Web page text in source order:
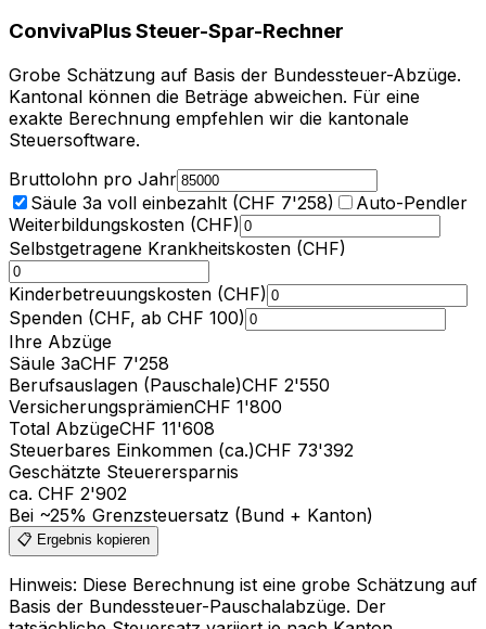
ConvivaPlus Steuer-Spar-Rechner
Grobe Schätzung auf Basis der Bundessteuer-Abzüge.
Kantonal können die Beträge abweichen. Für eine
exakte Berechnung empfehlen wir die kantonale
Steuersoftware.
Bruttolohn pro Jahr
Säule 3a voll einbezahlt (CHF 7'258)
Auto-Pendler
Weiterbildungskosten (CHF)
Selbstgetragene Krankheitskosten (CHF)
Kinderbetreuungskosten (CHF)
Spenden (CHF, ab CHF 100)
Ihre Abzüge
Säule 3aCHF 7'258
Berufsauslagen (Pauschale)CHF 2'550
VersicherungsprämienCHF 1'800
Total AbzügeCHF 11'608
Steuerbares Einkommen (ca.)CHF 73'392
Geschätzte Steuerersparnis
ca. CHF 2'902
Bei ~25% Grenzsteuersatz (Bund + Kanton)
📋 Ergebnis kopieren
Hinweis: Diese Berechnung ist eine grobe Schätzung auf
Basis der Bundessteuer-Pauschalabzüge. Der